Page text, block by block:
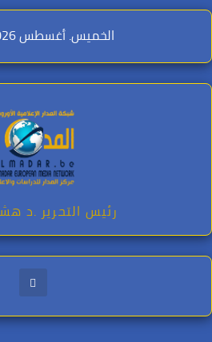
Skip
content
الخميس. أغسطس 6th, 2026
رئيس التحرير .د